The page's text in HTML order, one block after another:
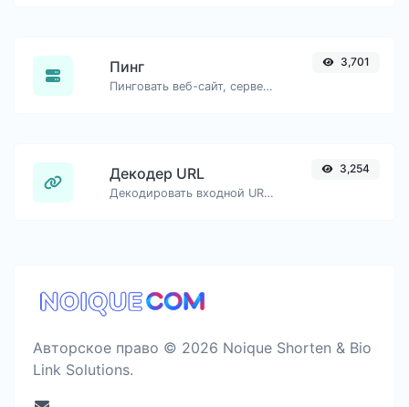
Пинг
Пинговать веб-сайт, сервер или порт..
3,701
Декодер URL
Декодировать входной URL обратно в обычную строку.
3,254
Авторское право © 2026 Noique Shorten & Bio
Link Solutions.